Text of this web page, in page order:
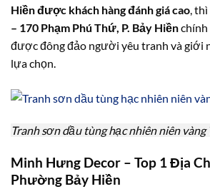
Hiền được khách hàng đánh giá cao, thì
– 170 Phạm Phú Thứ, P. Bảy Hiềnchính
được đông đảo người yêu tranh và
lựa chọn.
Tranh sơn dầu tùng hạc nhiên niên vàng
Minh Hưng Decor – Top 1 Địa
Phường Bảy Hiền